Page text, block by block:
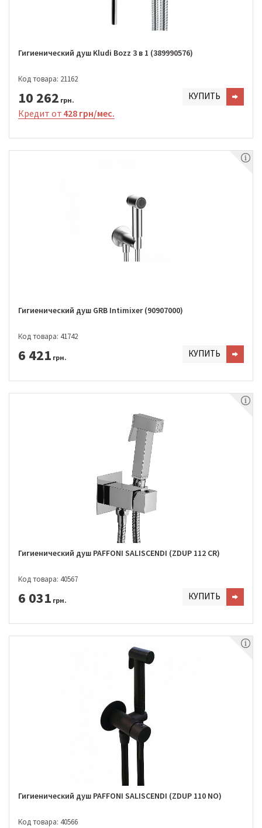
Гигиенический душ Kludi Bozz 3 в 1 (389990576)
Код товара: 21162
10 262 грн. КУПИТЬ
Кредит от 428 грн/мес.
Гигиенический душ GRB Intimixer (90907000)
Код товара: 41742
6 421 грн. КУПИТЬ
Гигиенический душ PAFFONI SALISCENDI (ZDUP 112 CR)
Код товара: 40567
6 031 грн. КУПИТЬ
Гигиенический душ PAFFONI SALISCENDI (ZDUP 110 NO)
Код товара: 40566